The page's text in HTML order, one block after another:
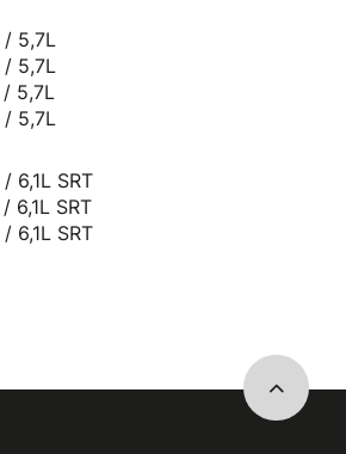
5,7L
5,7L
5,7L
5,7L
6,1L SRT
6,1L SRT
6,1L SRT